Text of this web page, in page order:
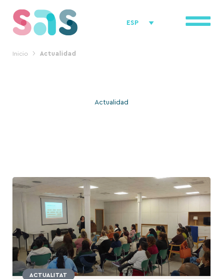
contenido
ESP
Inicio Actualidad
Actualidad
ACTUALITAT